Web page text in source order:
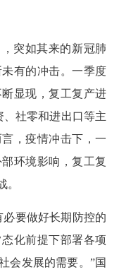
突如其来的新冠肺
有的冲击。一季度
显现，复工复产进
社零和进出口等主
，疫情冲击下，一
环境影响，复工复
。
要做好长期防控的
化前提下部署各项
会发展的需要。”国